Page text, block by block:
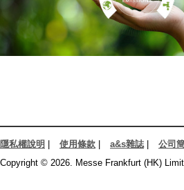
隱私權說明 使用條款 a&s雜誌| 公司
Copyright © 2026. Messe Frankfurt (HK)